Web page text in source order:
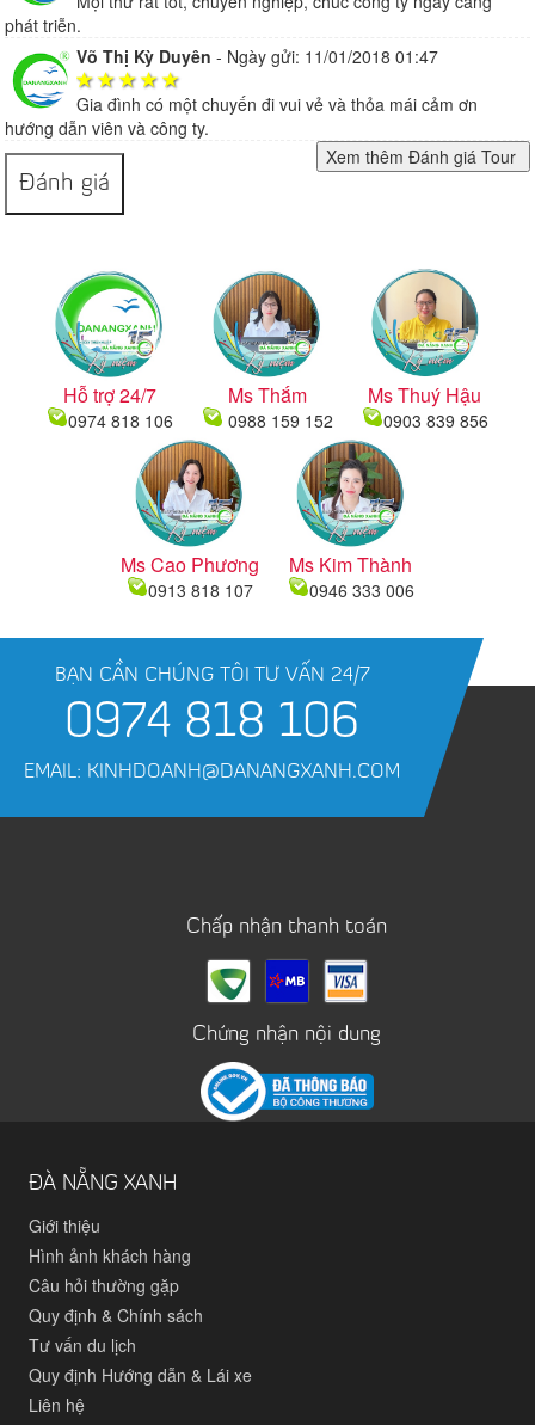
phát triễn.
Võ Thị Kỳ Duyên - Ngày gửi: 11/01/2018 01:47
Gia đình có một chuyến đi vui vẻ và thỏa mái cảm ơn
hướng dẫn viên và công ty.
Đánh giá
Hỗ trợ 24/7
0974 818 106
Ms Thắm
0988 159 152
Ms Thuý Hậu
0903 839 856
Ms Cao Phương
0913 818 107
Ms Kim Thành
0946 333 006
BẠN CẦN CHÚNG TÔI TƯ VẤN 24/7
0974 818 106
EMAIL: KINHDOANH@DANANGXANH.COM
Chấp nhận thanh toán
Chứng nhận nội dung
ĐÀ NẴNG XANH
Giới thiệu
Hình ảnh khách hàng
Câu hỏi thường gặp
Quy định & Chính sách
Tư vấn du lịch
Quy định Hướng dẫn & Lái xe
Liên hệ